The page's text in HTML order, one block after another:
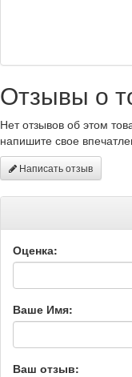
Отзывы о
Нет отзывов об этом
напишите свое
Написать отзыв
Оценка:
Ваше Имя:
Ваш отзыв: